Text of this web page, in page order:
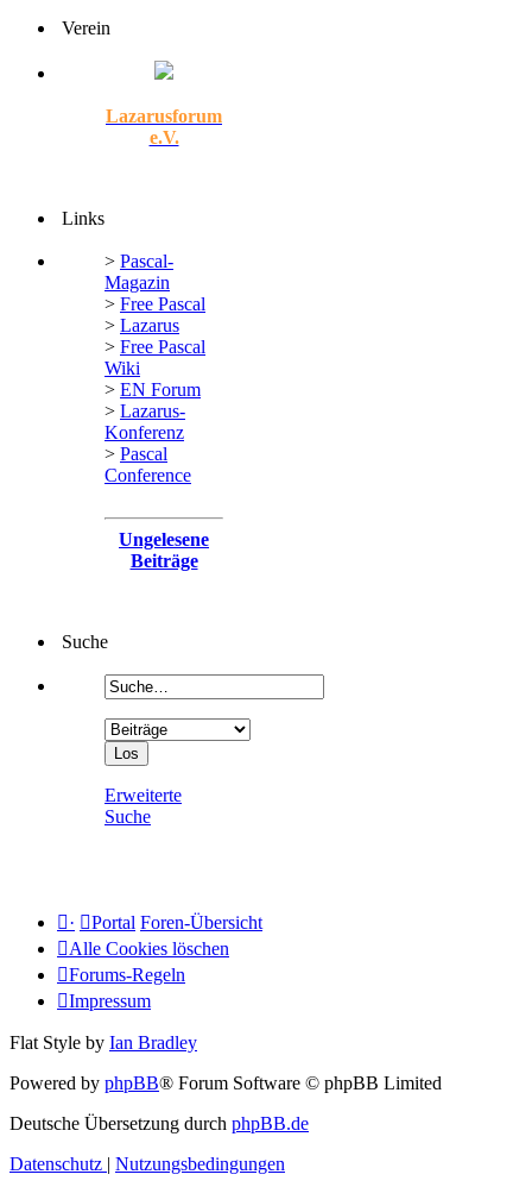
Verein
Lazarusforum
e.V.
Links
> Pascal-
Magazin
> Free Pascal
> Lazarus
> Free Pascal
Wiki
> EN Forum
> Lazarus-
Konferenz
> Pascal
Conference
Ungelesene
Beiträge
Suche
Erweiterte
Suche
· Portal Foren-Übersicht
Alle Cookies löschen
Forums-Regeln
Impressum
Flat Style by Ian Bradley
Powered by phpBB® Forum Software © phpBB Limited
Deutsche Übersetzung durch phpBB.de
Datenschutz
Nutzungsbedingungen